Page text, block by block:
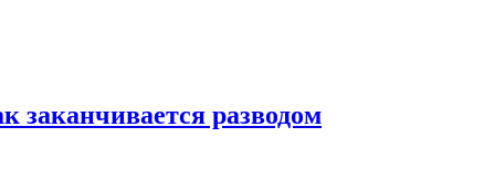
заканчивается разводом